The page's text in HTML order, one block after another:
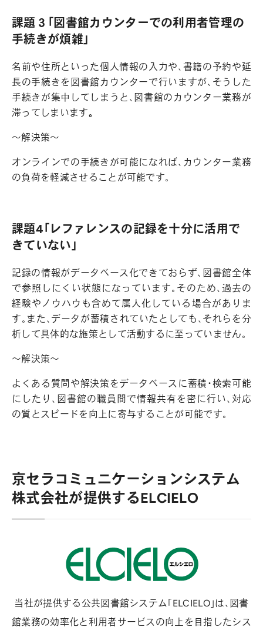
課題３「図書館カウンターでの利用者管理の
手続きが煩雑」
名前や住所といった個人情報の入力や、書籍の予約や延
長の手続きを図書館カウンターで行いますが、そうした
手続きが集中してしまうと、図書館のカウンター業務が
滞ってしまいます。
～解決策～
オンラインでの手続きが可能になれば、カウンター業務
の負荷を軽減させることが可能です。
課題4「レファレンスの記録を十分に活用で
きていない」
記録の情報がデータベース化できておらず、図書館全体
で参照しにくい状態になっています。そのため、過去の
経験やノウハウも含めて属人化している場合がありま
す。また、データが蓄積されていたとしても、それらを分
析して具体的な施策として活動するに至っていません。
～解決策～
よくある質問や解決策をデータベースに蓄積・検索可能
にしたり、図書館の職員間で情報共有を密に行い、対応
の質とスピードを向上に寄与することが可能です。
京セラコミュニケーションシステム
株式会社が提供するELCIELO
当社が提供する公共図書館システム「ELCIELO」は、図書
館業務の効率化と利用者サービスの向上を目指したシス